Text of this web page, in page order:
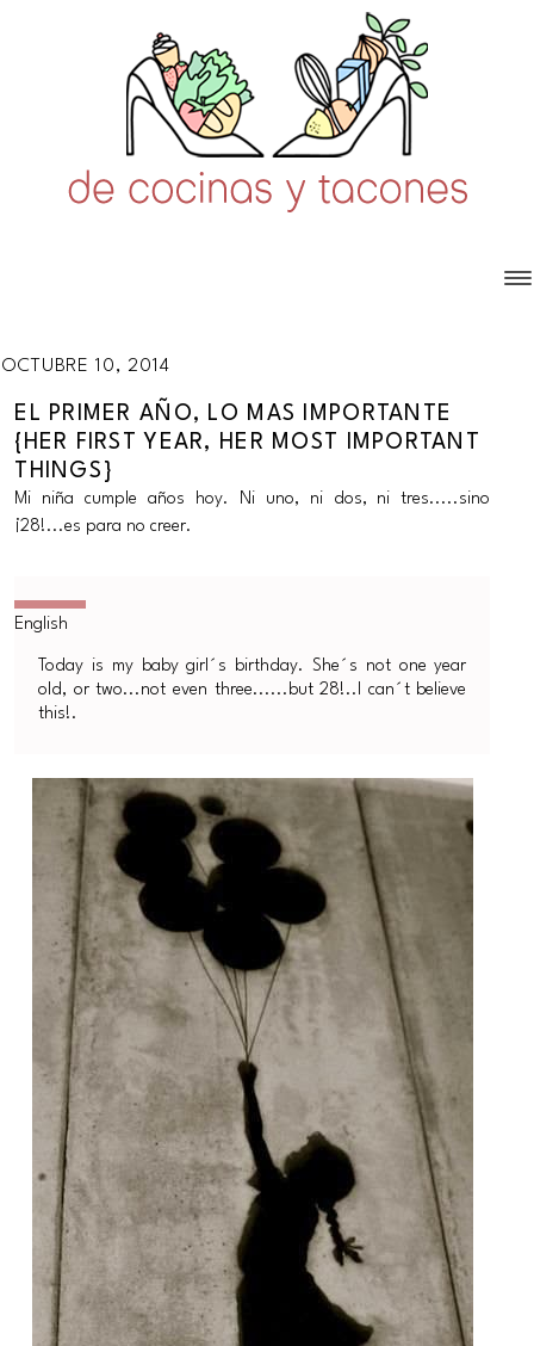
OCTUBRE 10, 2014
EL PRIMER AÑO, LO MAS IMPORTANTE
{HER FIRST YEAR, HER MOST IMPORTANT
THINGS}
Mi niña cumple años hoy. Ni uno, ni dos, ni tres.....sino
¡28!...es para no creer.
Today is my baby girl´s birthday. She´s not one year
old, or two...not even three......but 28!..I can´t believe
this!.